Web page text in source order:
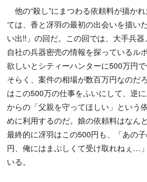
他の“殺し”にまつわる依頼料が描か
ては、香と冴羽の最初の出会いを描い
い出!!」の回だ。この回では、大手兵器
自社の兵器密売の情報を探っているル
欲しいとシティーハンターに500万円
そらく、案件の相場が数百万円なのだ
はこの500万の仕事をふいにして、逆
からの「父親を守ってほしい」という
めに利用するのだ。娘の依頼料はなん
最終的に冴羽はこの500円も、「あの
円、俺にはまぶしくて受け取れねぇ…
いる。